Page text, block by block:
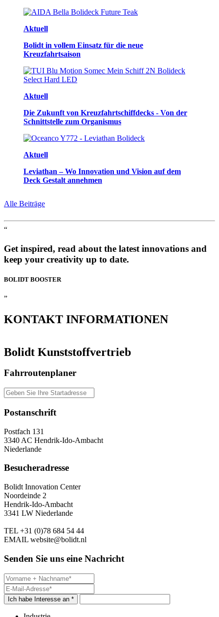
Aktuell
Bolidt in vollem Einsatz für die neue
Kreuzfahrtsaison
Aktuell
Die Zukunft von Kreuzfahrtschiffdecks - Von der
Schnittstelle zum Organismus
Aktuell
Leviathan – Wo Innovation und Vision auf dem
Deck Gestalt annehmen
Alle Beiträge
“
Get inspired, read about the latest innovations and
keep your creativity up to date.
BOLIDT BOOSTER
”
KONTAKT INFORMATIONEN
Bolidt Kunststoffvertrieb
Fahrroutenplaner
Postanschrift
Postfach 131
3340 AC Hendrik-Ido-Ambacht
Niederlande
Besucheradresse
Bolidt Innovation Center
Noordeinde 2
Hendrik-Ido-Ambacht
3341 LW Niederlande
TEL +31 (0)78 684 54 44
EMAIL website@bolidt.nl
Senden Sie uns eine Nachricht
Ich habe Interesse an *